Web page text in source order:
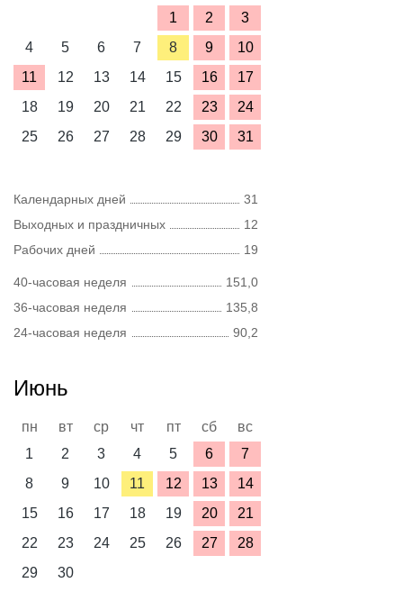
1
2
3
4
5 6 7 8 9
10
11
12 13 14 15 16
17
18
19 20 21 22 23
24
25
26 27 28 29 30 31
Календарных дней
31
Выходных и праздничных
12
Рабочих дней
19
40-часовая неделя
151,0
36-часовая неделя
135,8
24-часовая неделя
90,2
Июнь
пн вт ср чт пт сб
вс
1
2 3 4 5 6
7
8
9 10 11 12 13
14
15
16 17 18 19 20
21
22
23 24 25 26 27
28
29
30